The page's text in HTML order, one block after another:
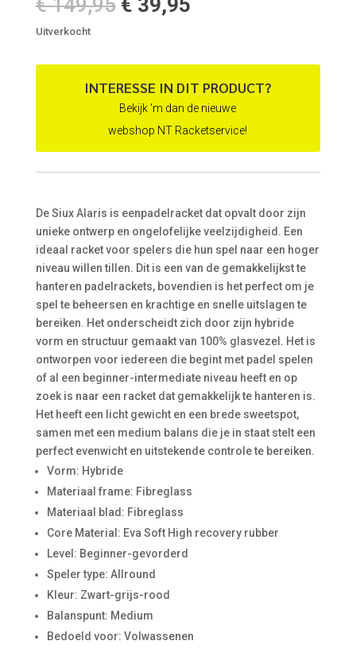
€ 149,95.€ 39,95.
Uitverkocht
INTERESSE IN DIT PRODUCT?
Bekijk 'm dan de nieuwe
webshop NT Racketservice!
De Siux Alaris is eenpadelracket dat opvalt door zijn
unieke ontwerp en ongelofelijke veelzijdigheid. Een
ideaal racket voor spelers die hun spel naar een hoger
niveau willen tillen. Dit is een van de gemakkelijkst te
hanteren padelrackets, bovendien is het perfect om je
spel te beheersen en krachtige en snelle uitslagen te
bereiken. Het onderscheidt zich door zijn hybride
vorm en structuur gemaakt van 100% glasvezel. Het is
ontworpen voor iedereen die begint met padel spelen
of al een beginner-intermediate niveau heeft en op
zoek is naar een racket dat gemakkelijk te hanteren is.
Het heeft een licht gewicht en een brede sweetspot,
samen met een medium balans die je in staat stelt een
perfect evenwicht en uitstekende controle te bereiken.
Vorm: Hybride
Materiaal frame: Fibreglass
Materiaal blad: Fibreglass
Core Material: Eva Soft High recovery rubber
Level: Beginner-gevorderd
Speler type: Allround
Kleur: Zwart-grijs-rood
Balanspunt: Medium
Bedoeld voor: Volwassenen